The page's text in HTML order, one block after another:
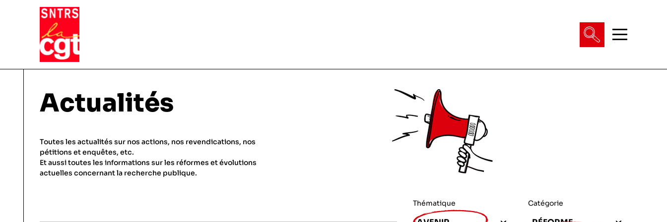
VIE DU SYNDICAT
Pourquoi et comment Adhérer
Notre fonctionnement
THÉMATIQUES
Conditions de travail
Actualités
Toutes les actualités sur nos actions, nos revendications, nos
pétitions et enquêtes, etc.
Et aussi toutes les informations sur les réformes et évolutions
actuelles concernant la recherche publique.
Thématique Catégorie